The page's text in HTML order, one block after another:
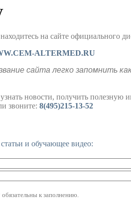
на сайте
ALTERMED.RU
сайта легко запомнить
новости, получить
звоните: 8(495)215-13-52
и обучающее видео:
к заполнению.